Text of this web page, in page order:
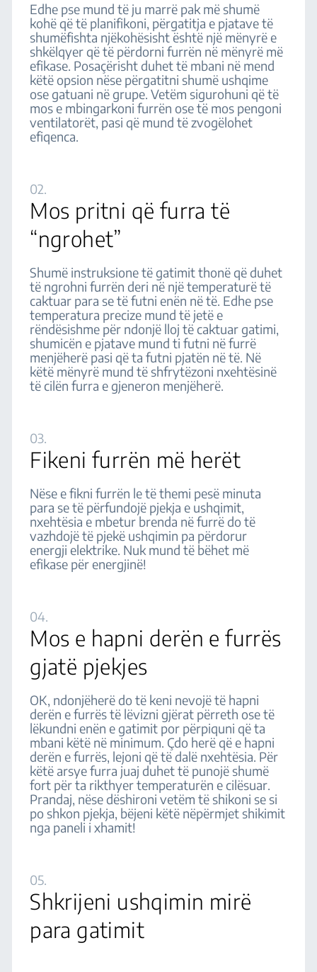
Edhe pse mund të ju marrë pak më shumë
kohë që të planifikoni, përgatitja e pjatave të
shumëfishta njëkohësisht është një mënyrë e
shkëlqyer që të përdorni furrën në mënyrë më
efikase. Posaçërisht duhet të mbani në mend
këtë opsion nëse përgatitni shumë ushqime
ose gatuani në grupe. Vetëm sigurohuni që të
mos e mbingarkoni furrën ose të mos pengoni
ventilatorët, pasi që mund të zvogëlohet
efiqenca.
02.
Mos pritni që furra të
“ngrohet”
Shumë instruksione të gatimit thonë që duhet
të ngrohni furrën deri në një temperaturë të
caktuar para se të futni enën në të. Edhe pse
temperatura precize mund të jetë e
rëndësishme për ndonjë lloj të caktuar gatimi,
shumicën e pjatave mund ti futni në furrë
menjëherë pasi që ta futni pjatën në të. Në
këtë mënyrë mund të shfrytëzoni nxehtësinë
të cilën furra e gjeneron menjëherë.
03.
Fikeni furrën më herët
Nëse e fikni furrën le të themi pesë minuta
para se të përfundojë pjekja e ushqimit,
nxehtësia e mbetur brenda në furrë do të
vazhdojë të pjekë ushqimin pa përdorur
energji elektrike. Nuk mund të bëhet më
efikase për energjinë!
04.
Mos e hapni derën e furrës
gjatë pjekjes
OK, ndonjëherë do të keni nevojë të hapni
derën e furrës të lëvizni gjërat përreth ose të
lëkundni enën e gatimit por përpiquni që ta
mbani këtë në minimum. Çdo herë që e hapni
derën e furrës, lejoni që të dalë nxehtësia. Për
këtë arsye furra juaj duhet të punojë shumë
fort për ta rikthyer temperaturën e cilësuar.
Prandaj, nëse dëshironi vetëm të shikoni se si
po shkon pjekja, bëjeni këtë nëpërmjet shikimit
nga paneli i xhamit!
05.
Shkrijeni ushqimin mirë
para gatimit